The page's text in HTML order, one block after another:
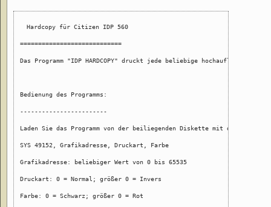
Hardcopy für Citizen IDP 560
============================
Das Programm "IDP HARDCOPY" druckt jede beliebige
Bedienung des Programms:
------------------------
Laden Sie das Programm von der beiliegenden Diskette mit dem
SYS 49152, Grafikadresse, Druckart, Farbe
Grafikadresse: beliebiger Wert von 0 bis 65535
Druckart: 0 = Normal; größer 0 = Invers
Farbe: 0 = Schwarz; größer 0 = Rot